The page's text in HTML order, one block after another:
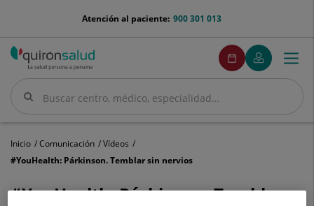
menu-
900 301 013
Atención al paciente:
Buscar
Buscar
menuPedirCita
Pedir
cita
Mi
Quirónsalud
Menú
Inicio Comunicación
Vídeos
#YouHealth: Párkinson. Temblar sin nervios
#YouHealth: Párkinson. Temblar